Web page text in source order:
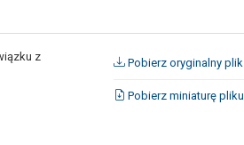
z
Pobierz oryginalny plik
Pobierz miniaturę pliku